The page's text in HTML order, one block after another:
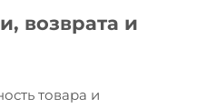
возврата и
товара и